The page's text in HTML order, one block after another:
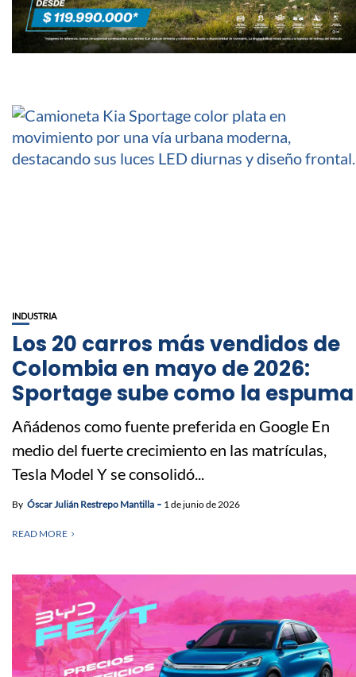
INDUSTRIA
Los 20 carros más vendidos de
Colombia en mayo de 2026:
Sportage sube como la espuma
Añádenos como fuente preferida en Google En
medio del fuerte crecimiento en las matrículas,
Tesla Model Y se consolidó...
By Óscar Julián Restrepo Mantilla 1 de junio de 2026
READ MORE